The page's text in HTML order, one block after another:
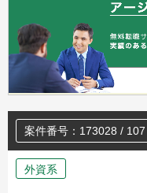
案件番号：173028 / 107
外資系